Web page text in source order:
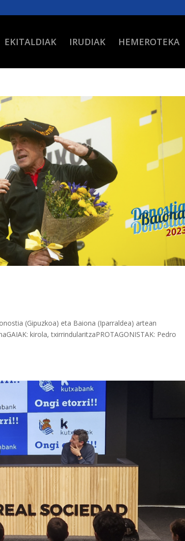
EKITALDIAK IRUDIAK HEMEROTEKA
(Gipuzkoa) eta Baiona (Iparraldea) artean
kirola, txirrindularitzaPROTAGONISTAK: Pedro